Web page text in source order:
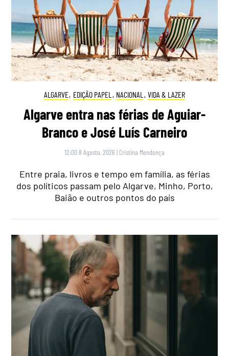
ALGARVE, EDIÇÃO PAPEL , NACIONAL , VIDA & LAZER
Algarve entra nas férias de Aguiar-
Branco e José Luís Carneiro
12:00 8 Agosto, 2026 | Cristina Mendonça
Entre praia, livros e tempo em família, as férias
dos políticos passam pelo Algarve, Minho, Porto,
Baião e outros pontos do país